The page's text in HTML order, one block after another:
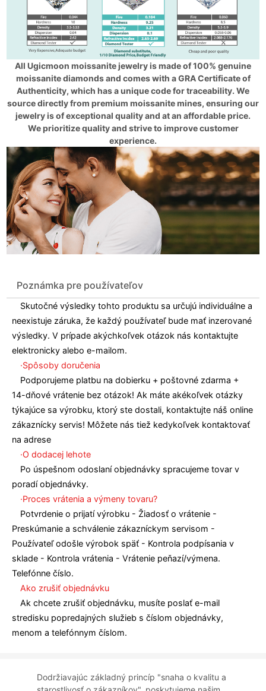
All Ugicmoon moissanite jewelry is made of 100% genuine
moissanite diamonds and comes with a GRA Certificate of
Authenticity, which has a unique code for traceability. We
source directly from premium moissanite mines, ensuring our
jewelry is of exceptional quality and at an affordable price.
We prioritize quality and strive to improve customer
experience.
Poznámka pre používateľov
Skutočné výsledky tohto produktu sa určujú individuálne a
neexistuje záruka, že každý používateľ bude mať inzerované
výsledky. V prípade akýchkoľvek otázok nás kontaktujte
elektronicky alebo e-mailom.
·Spôsoby doručenia
Podporujeme platbu na dobierku + poštovné zdarma +
14-dňové vrátenie bez otázok! Ak máte akékoľvek otázky
týkajúce sa výrobku, ktorý ste dostali, kontaktujte náš online
zákaznícky servis! Môžete nás tiež kedykoľvek kontaktovať
na adrese
·O dodacej lehote
Po úspešnom odoslaní objednávky spracujeme tovar v
poradí objednávky.
·Proces vrátenia a výmeny tovaru?
Potvrdenie o prijatí výrobku - Žiadosť o vrátenie -
Preskúmanie a schválenie zákazníckym servisom -
Používateľ odošle výrobok späť - Kontrola podpísania v
sklade - Kontrola vrátenia - Vrátenie peňazí/výmena.
Telefónne číslo.
Ako zrušiť objednávku
Ak chcete zrušiť objednávku, musíte poslať e-mail
stredisku popredajných služieb s číslom objednávky,
menom a telefónnym číslom.
Dodržiavajúc základný princíp "snaha o kvalitu a